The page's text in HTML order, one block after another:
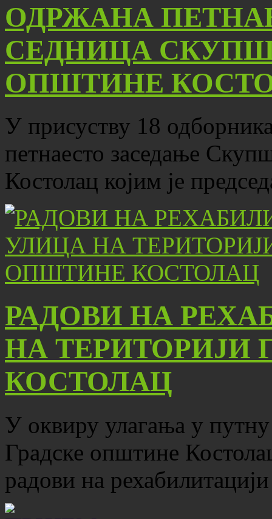
ОДРЖАНА
СЕДНИЦА
ОПШТИНЕ
У присуству 18
петнаесто заседање
Костолац којим је
РАДОВИ НА
НА ТЕРИТОРИЈИ
КОСТОЛАЦ
У оквиру улагања у
Градске општине
радови на